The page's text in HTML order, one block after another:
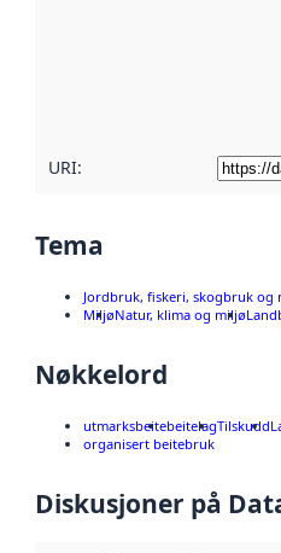
URI:
Tema
Jordbruk, fiskeri, skogbruk og
MiljøNatur, klima og miljø
Nøkkelord
utmarksbeitebeitelagTilskudd
organisert beitebruk
Diskusjoner på